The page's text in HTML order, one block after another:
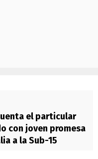
el particular
con joven promesa
a la Sub-15